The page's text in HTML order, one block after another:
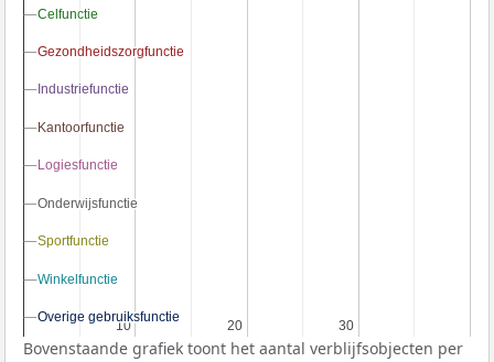
10
10 20
20 30
30
Celfunctie
Celfunctie
Gezondheidszorgfunctie
Gezondheidszorgfunctie
Industriefunctie
Industriefunctie
Kantoorfunctie
Kantoorfunctie
Logiesfunctie
Logiesfunctie
Onderwijsfunctie
Onderwijsfunctie
Sportfunctie
Sportfunctie
Winkelfunctie
Winkelfunctie
Overige gebruiksfunctie
Overige gebruiksfunctie
Bovenstaande grafiek toont het aantal verblijfsobjecten per